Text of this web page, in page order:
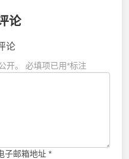
论
论
开。 必填项已用*标注
子邮箱地址 *